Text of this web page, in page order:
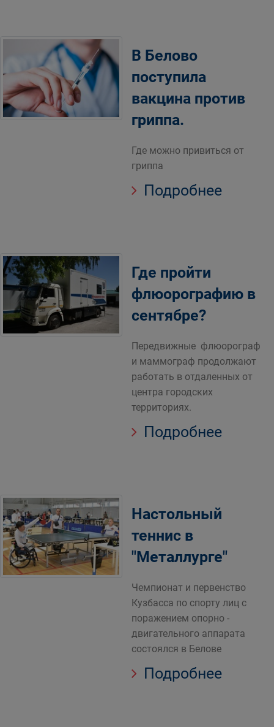
В Белово
поступила
вакцина против
гриппа.
Где можно привиться от
гриппа
Подробнее
Где пройти
флюорографию в
сентябре?
Передвижные флюорограф
и маммограф продолжают
работать в отдаленных от
центра городских
территориях.
Подробнее
Настольный
теннис в
"Металлурге"
Чемпионат и первенство
Кузбасса по спорту лиц с
поражением опорно -
двигательного аппарата
состоялся в Белове
Подробнее